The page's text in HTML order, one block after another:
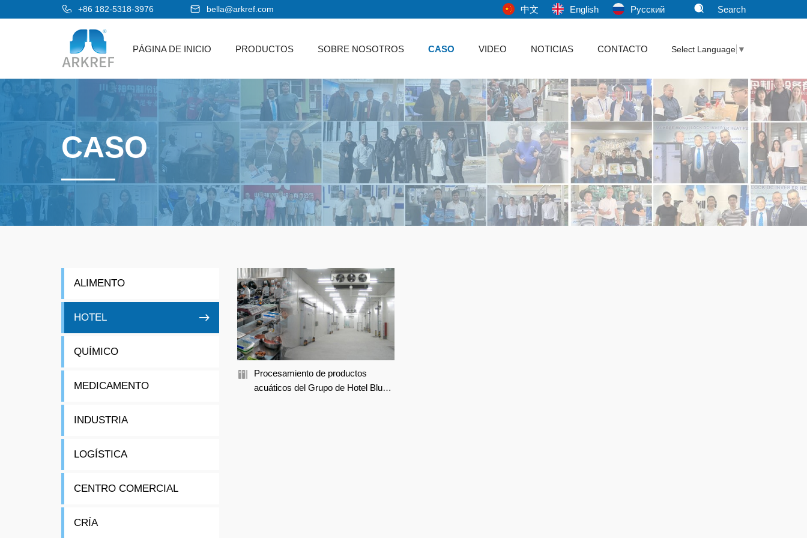
+86 182-5318-3976 bella@arkref.com 中文 English Pусский Search
PÁGINA DE INICIO PRODUCTOS SOBRE NOSOTROS CASO VIDEO NOTICIAS CONTACTO Select Language ▼
CASO
ALIMENTO
HOTEL
QUÍMICO
MEDICAMENTO
INDUSTRIA
LOGÍSTICA
CENTRO COMERCIAL
CRÍA
Procesamiento de productos
acuáticos del Grupo de Hotel Blue